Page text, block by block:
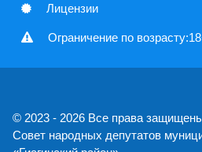
Лицензии
Ограничение по
© 2023 - 2026 Все права
Совет народных депутатов